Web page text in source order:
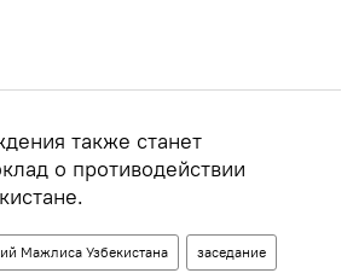
также станет
о противодействии
Мажлиса Узбекистана заседание